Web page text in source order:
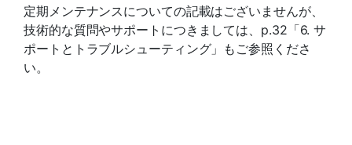
定期メンテナンスについての記載はございませんが、
技術的な質問やサポートにつきましては、p.32「6. サ
ポートとトラブルシューティング」もご参照くださ
い。